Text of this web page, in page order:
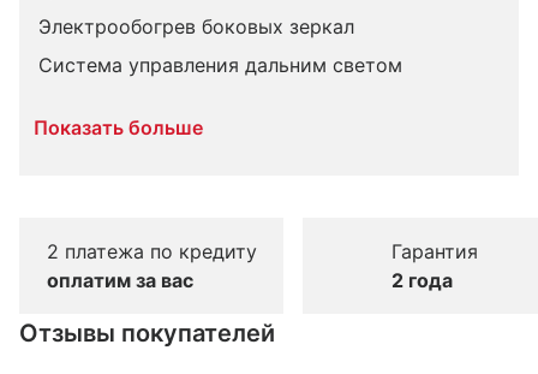
Электрообогрев боковых зеркал
Система управления дальним светом
Показать больше
2 платежа по кредиту
оплатим за вас
Гарантия
2 года
Отзывы покупателей